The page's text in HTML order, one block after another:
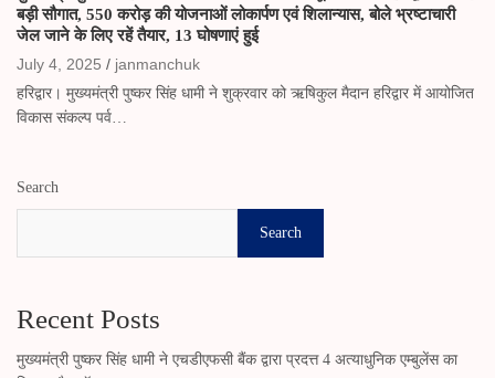
बड़ी सौगात, 550 करोड़ की योजनाओं लोकार्पण एवं शिलान्यास, बोले भ्रष्टाचारी
जेल जाने के लिए रहें तैयार, 13 घोषणाएं हुई
July 4, 2025
janmanchuk
हरिद्वार। मुख्यमंत्री पुष्कर सिंह धामी ने शुक्रवार को ऋषिकुल मैदान हरिद्वार में आयोजित
विकास संकल्प पर्व…
Search
Search
Recent Posts
मुख्यमंत्री पुष्कर सिंह धामी ने एचडीएफसी बैंक द्वारा प्रदत्त 4 अत्याधुनिक एम्बुलेंस का